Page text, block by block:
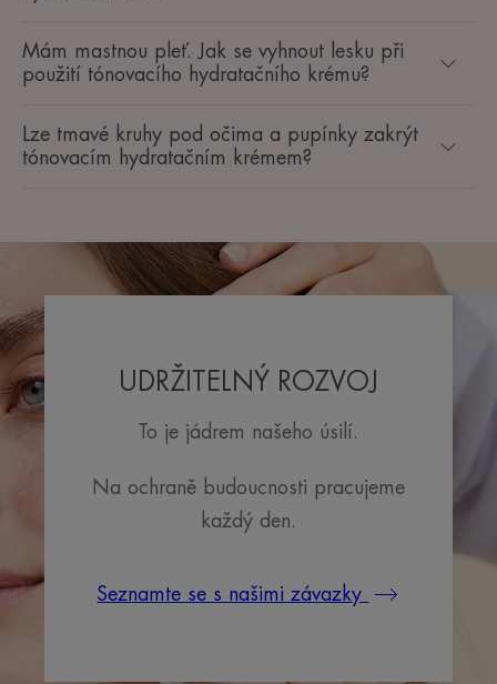
Mám mastnou pleť. Jak se vyhnout lesku při
použití tónovacího hydratačního krému?
Lze tmavé kruhy pod očima a pupínky zakrýt
tónovacím hydratačním krémem?
UDRŽITELNÝ ROZVOJ
To je jádrem našeho úsilí.
Na ochraně budoucnosti pracujeme
každý den.
Seznamte se s našimi závazky